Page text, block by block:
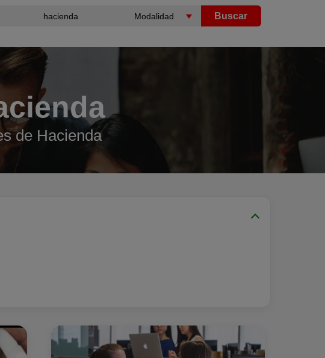
Buscar
de Hacienda